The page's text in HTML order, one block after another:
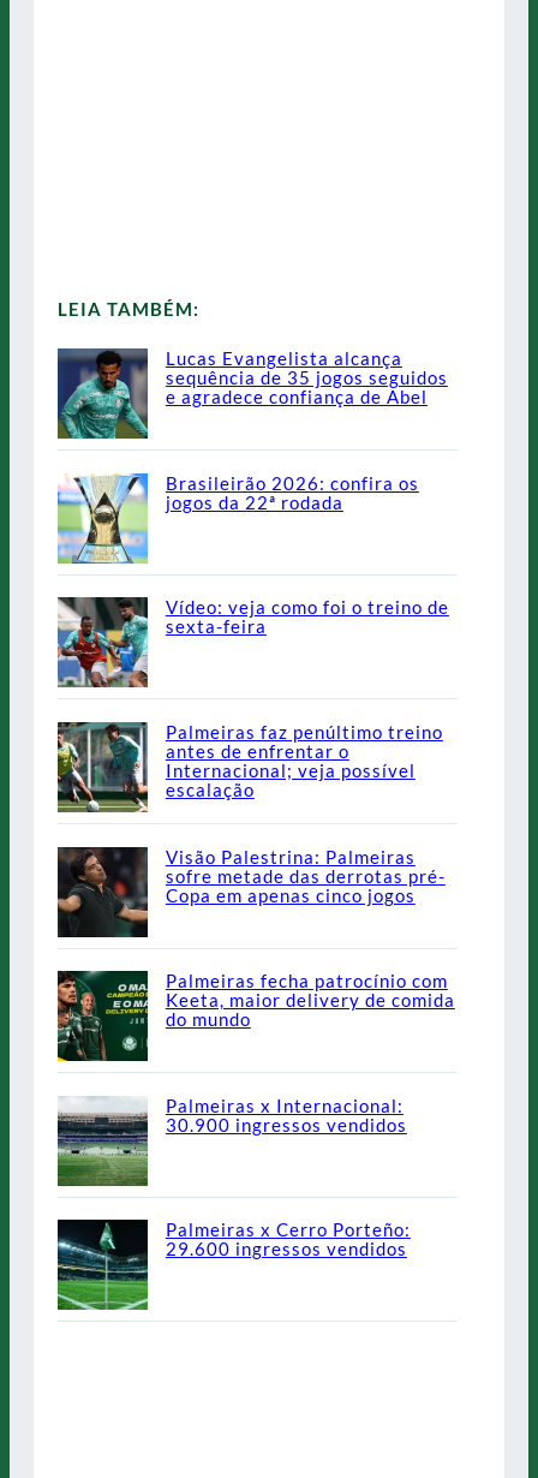
LEIA TAMBÉM:
Lucas Evangelista alcança
sequência de 35 jogos seguidos
e agradece confiança de Abel
Brasileirão 2026: confira os
jogos da 22ª rodada
Vídeo: veja como foi o treino de
sexta-feira
Palmeiras faz penúltimo treino
antes de enfrentar o
Internacional; veja possível
escalação
Visão Palestrina: Palmeiras
sofre metade das derrotas pré-
Copa em apenas cinco jogos
Palmeiras fecha patrocínio com
Keeta, maior delivery de comida
do mundo
Palmeiras x Internacional:
30.900 ingressos vendidos
Palmeiras x Cerro Porteño:
29.600 ingressos vendidos